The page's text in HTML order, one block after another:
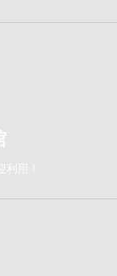
用！